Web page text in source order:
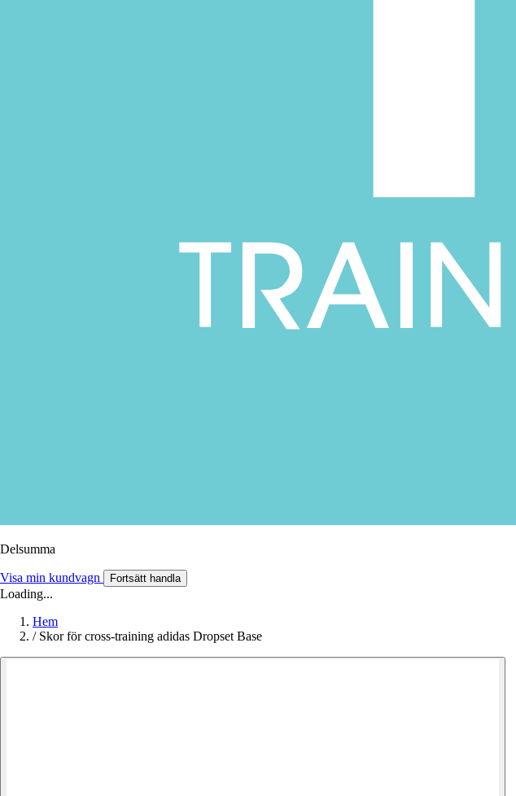
Delsumma
Visa min kundvagn Fortsätt handla
Loading...
Hem
/ Skor för cross-training adidas Dropset Base